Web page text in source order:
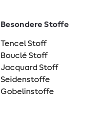
Besondere Stoffe
Tencel Stoff
Bouclé Stoff
Jacquard Stoff
Seidenstoffe
Gobelinstoffe